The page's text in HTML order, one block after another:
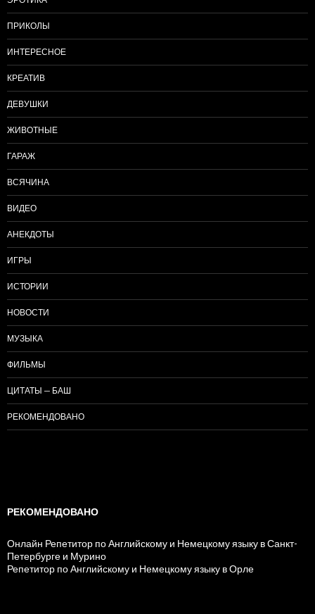
ПРИКОЛЫ
ИНТЕРЕСНОЕ
КРЕАТИВ
ДЕВУШКИ
ЖИВОТНЫЕ
ГАРАЖ
ВСЯЧИНА
ВИДЕО
АНЕКДОТЫ
ИГРЫ
ИСТОРИИ
НОВОСТИ
МУЗЫКА
ФИЛЬМЫ
ЦИТАТЫ — БАШ
РЕКОМЕНДОВАНО
РЕКОМЕНДОВАНО
Онлайн Репетитор по Английскому и Немецкому языку в Санкт-
Петербурге и Мурино
Репетитор по Английскому и Немецкому языку в Орле